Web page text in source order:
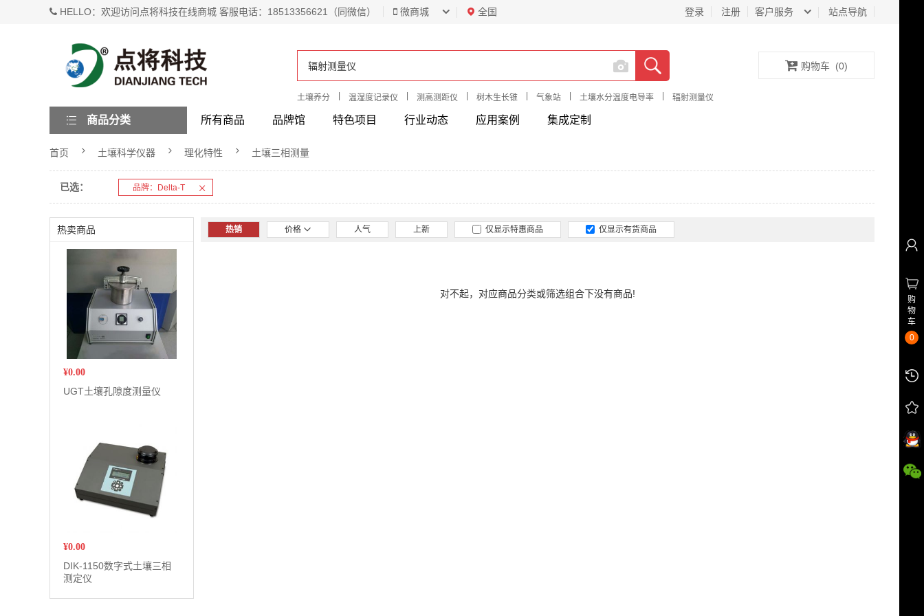
HELLO：欢迎访问点将科技在线商城 客服电话：18513356621（同微信） 微商城 全国 客户服务 站点导航
登录 注册
土壤养分 温湿度记录仪 测高测距仪 树木生长锥 气象站 土壤水分温度电导率 辐射测量仪
购物车 (0)
所有商品 品牌馆 特色项目 行业动态 应用案例 集成定制
商品分类
首页 土壤科学仪器 理化特性 土壤三相测量
已选： 品牌：Delta-T
热卖商品
¥0.00
UGT土壤孔隙度测量仪
¥0.00
DIK-1150数字式土壤三相
测定仪
热销 价格 人气 上新 仅显示特惠商品 仅显示有货商品
对不起，对应商品分类或筛选组合下没有商品!
购
物
车
0